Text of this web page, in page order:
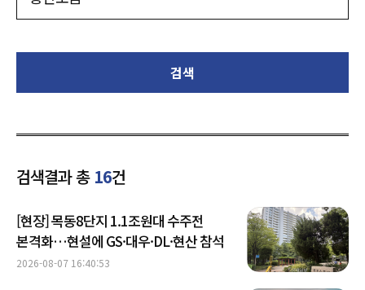
검색
검색결과 총 16건
[현장] 목동8단지 1.1조원대 수주전
본격화…현설에 GS·대우·DL·현산 참석
2026-08-07 16:40:53